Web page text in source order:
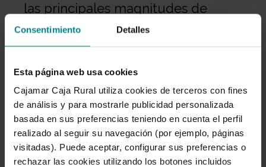
Consentimiento Detalles
Esta página web usa cookies
Cajamar Caja Rural utiliza cookies de terceros con fines
de análisis y para mostrarle publicidad personalizada
basada en sus preferencias teniendo en cuenta el perfil
realizado al seguir su navegación (por ejemplo, páginas
visitadas). Puede aceptar, configurar sus preferencias o
rechazar las cookies utilizando los botones incluidos
las principales magnitudes de
negocio, solvencia, eficiencia y
calidad de los activos
Aumentamos la concesión de crédito un 10,4 %,
especialmente a empresas, autónomos y sector
agroalimentario Nuestro Grupo Cooperativo Cajamar
se…